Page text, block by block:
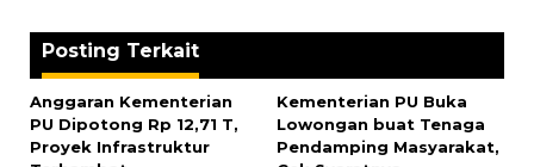
Posting Terkait
Anggaran Kementerian
PU Dipotong Rp 12,71 T,
Proyek Infrastruktur
Kementerian PU Buka
Lowongan buat Tenaga
Pendamping Masyarakat,